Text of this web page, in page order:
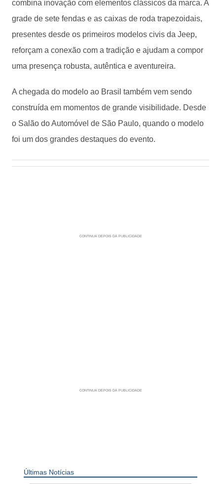
combina inovação com elementos clássicos da marca. A
grade de sete fendas e as caixas de roda trapezoidais,
presentes desde os primeiros modelos civis da Jeep,
reforçam a conexão com a tradição e ajudam a compor
uma presença robusta, autêntica e aventureira.
A chegada do modelo ao Brasil também vem sendo
construída em momentos de grande visibilidade. Desde
o Salão do Automóvel de São Paulo, quando o modelo
foi um dos grandes destaques do evento.
Últimas Notícias